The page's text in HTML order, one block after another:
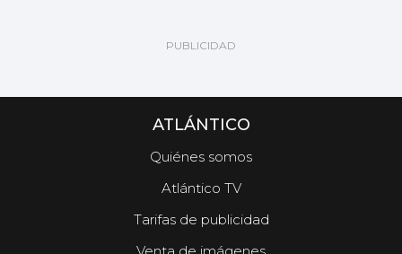
ATLÁNTICO
Quiénes somos
Atlántico TV
Tarifas de publicidad